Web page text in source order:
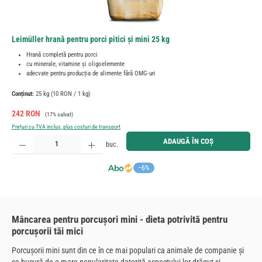
Leimüller hrană pentru porci pitici și mini 25 kg
Hrană completă pentru porci
cu minerale, vitamine și oligoelemente
adecvate pentru producția de alimente fără OMG-uri
Conținut: 25 kg (10 RON / 1 kg)
Preț de vânzare:
242 RON Preț obișnuit:
(17% salvat)
Prețuri cu TVA inclus, plus costuri de transport
−6%
Cantitate produs: Introduceți cantitatea dorită sau utilizați butoanele pentru a mări sau micșora
buc. ADAUGĂ ÎN COȘ
Mâncarea pentru porcușori mini - dieta potrivită pentru
porcușorii tăi mici
Porcușorii mini sunt din ce în ce mai populari ca animale de companie și